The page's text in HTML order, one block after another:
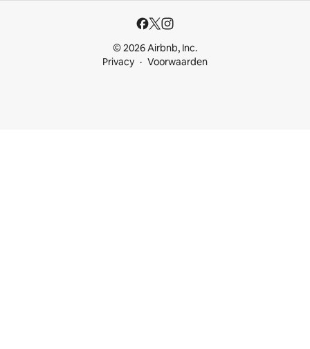
© 2026 Airbnb, Inc.
Privacy
Voorwaarden